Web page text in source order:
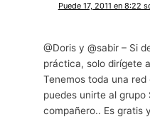
Puede 17, 2011 en 8:22
@Doris y @sabir – Si
práctica, solo dirígete a
Tenemos toda una
puedes unirte al
compañero.. Es gratis